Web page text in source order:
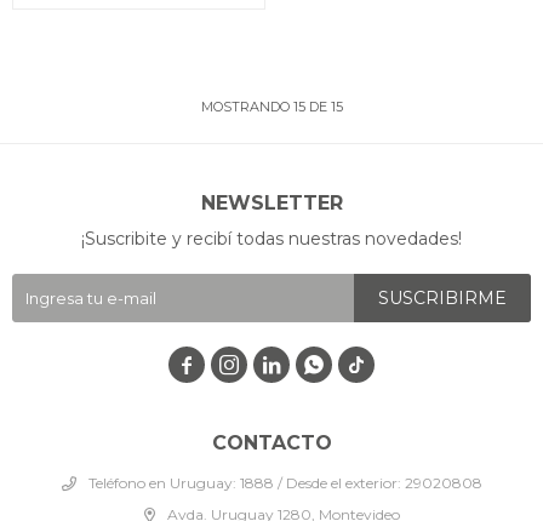
MOSTRANDO 15DE 15
CONTACTO
Teléfono en Uruguay: 1888 / Desde el exterior: 29020808
Avda. Uruguay 1280, Montevideo
NEWSLETTER
¡Suscribite y recibí todas nuestras novedades!
SUSCRIBIRME
   